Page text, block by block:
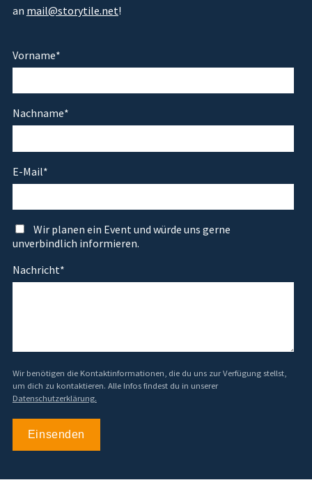
an mail@storytile.net!
Vorname*
Nachname*
E-Mail*
Wir planen ein Event und würde uns gerne
unverbindlich informieren.
Nachricht*
Wir benötigen die Kontaktinformationen, die du uns zur Verfügung stellst,
um dich zu kontaktieren. Alle Infos findest du in unserer
Datenschutzerklärung.